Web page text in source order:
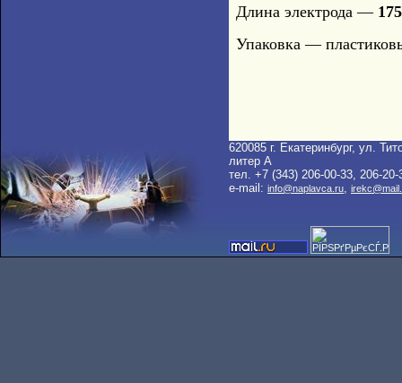
Длина электрода —
Упаковка —
620085 г. Екатеринбург, ул.
литер A
тел. +7 (343) 206-00-33, 206-20-
e-mail: info@naplavca.ru,